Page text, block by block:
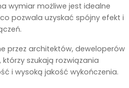
wymiar możliwe jest idealne
pozwala uzyskać spójny efekt i
przez architektów, deweloperów
szukają rozwiązania
i wysoką jakość wykończenia.